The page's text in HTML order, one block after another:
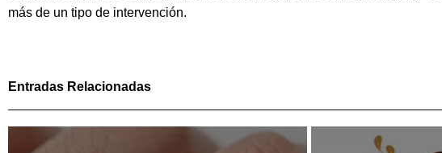
más de un tipo de intervención.
Entradas Relacionadas